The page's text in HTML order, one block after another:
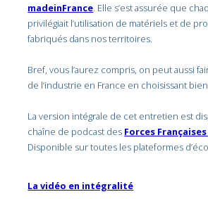
madeinFrance. Elle s’est assurée que
privilégiait l’utilisation de matériels et de
fabriqués dans nos territoires.
Bref, vous l’aurez compris, on peut aussi
de l’industrie en France en choisissant
La version intégrale de cet entretien est
chaîne de podcast des Forces
Disponible sur toutes les plateformes
La vidéo en intégralité